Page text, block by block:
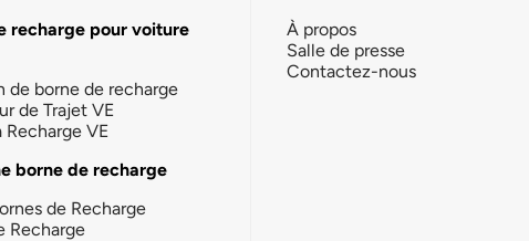
recharge pour voiture
de borne de recharge
de Trajet VE
Recharge VE
borne de recharge
de Recharge
Recharge
À propos
Salle de presse
Contactez-nous